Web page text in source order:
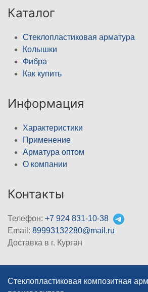
Каталог
Стеклопластиковая арматура
Колышки
Фибра
Как купить
Информация
Характеристики
Применение
Арматура оптом
О компании
Контакты
Телефон: +7 924 831-10-38
Email: 89993132280@mail.ru
Доставка в г. Курган
Стеклопластиковая композитная